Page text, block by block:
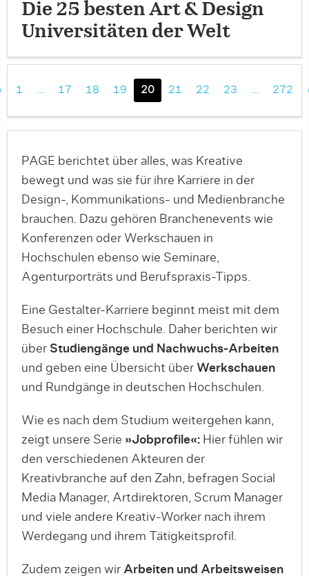
Die 25 besten Art & Design
Universitäten der Welt
1 … 17 18 19 20 21 22 23 … 272
PAGE berichtet über alles, was Kreative
bewegt und was sie für ihre Karriere in der
Design-, Kommunikations- und Medienbranche
brauchen. Dazu gehören Branchenevents wie
Konferenzen oder Werkschauen in
Hochschulen ebenso wie Seminare,
Agenturporträts und Berufspraxis-Tipps.
Eine Gestalter-Karriere beginnt meist mit dem
Besuch einer Hochschule. Daher berichten wir
über Studiengänge und Nachwuchs-Arbeiten
und geben eine Übersicht über Werkschauen
und Rundgänge in deutschen Hochschulen.
Wie es nach dem Studium weitergehen kann,
zeigt unsere Serie »Jobprofile«: Hier fühlen wir
den verschiedenen Akteuren der
Kreativbranche auf den Zahn, befragen Social
Media Manager, Artdirektoren, Scrum Manager
und viele andere Kreativ-Worker nach ihrem
Werdegang und ihrem Tätigkeitsprofil.
Zudem zeigen wir Arbeiten und Arbeitsweisen